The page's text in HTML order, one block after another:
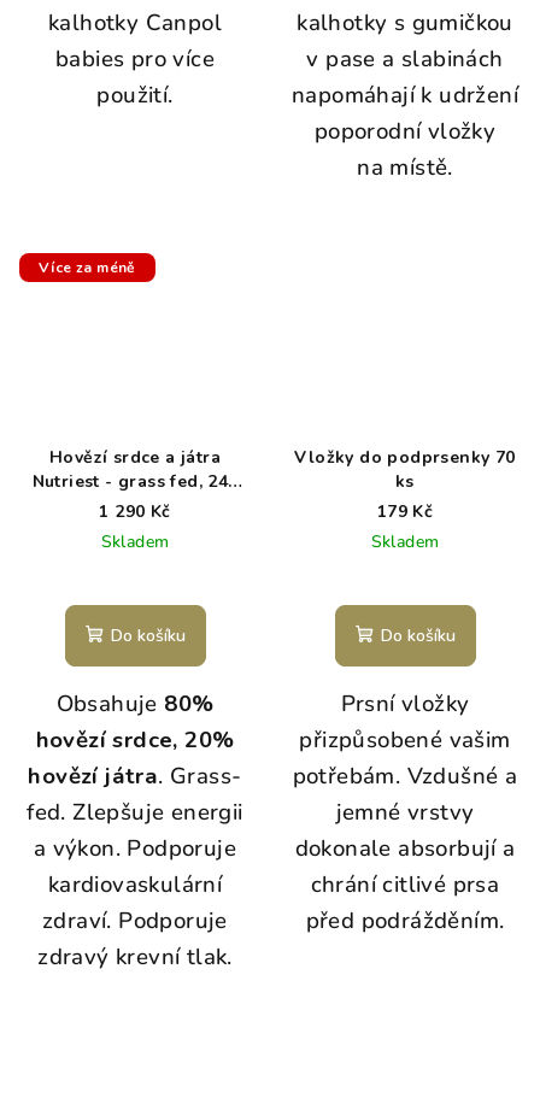
kalhotky Canpol
babies pro více
použití.
kalhotky s gumičkou
v pase a slabinách
napomáhají k udržení
poporodní vložky
na místě.
Více za méně
Hovězí srdce a játra
Nutriest - grass fed, 240
kapslí
1 290 Kč
Skladem
Do košíku
Obsahuje 80%
hovězí srdce, 20%
hovězí játra. Grass-
fed. Zlepšuje energii
a výkon. Podporuje
kardiovaskulární
zdraví. Podporuje
zdravý krevní tlak.
Vložky do podprsenky 70
ks
179 Kč
Skladem
Do košíku
Prsní vložky
přizpůsobené vašim
potřebám. Vzdušné a
jemné vrstvy
dokonale absorbují a
chrání citlivé prsa
před podrážděním.